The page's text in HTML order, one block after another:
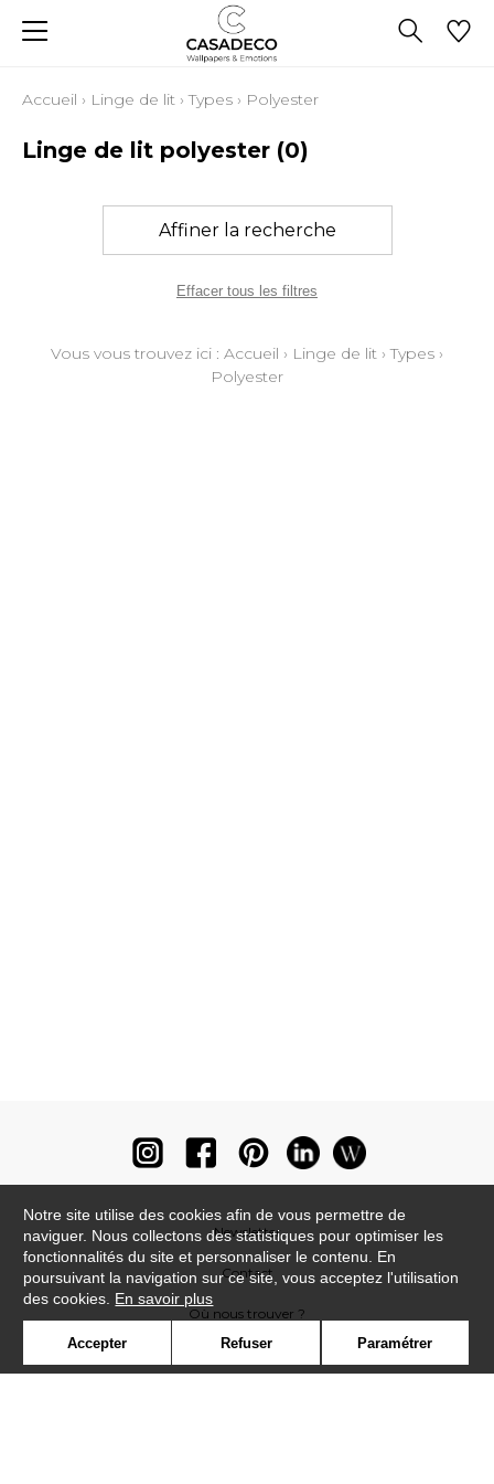
Accueil › Linge de lit ›Types › Polyester
Linge de lit polyester (0)
Affiner la recherche
Effacer tous les filtres
Vous vous trouvez ici : Accueil › Linge de lit ›Types ›
Polyester
Newsletter
Contact
Où nous trouver ?
Notre site utilise des cookies afin de vous permettre de
naviguer. Nous collectons des statistiques pour optimiser les
fonctionnalités du site et personnaliser le contenu. En
poursuivant la navigation sur ce site, vous acceptez l'utilisation
des cookies. En savoir plus
Accepter Refuser Paramétrer